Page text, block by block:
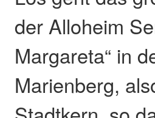
der Alloheim
Margareta“ in
Marienberg,